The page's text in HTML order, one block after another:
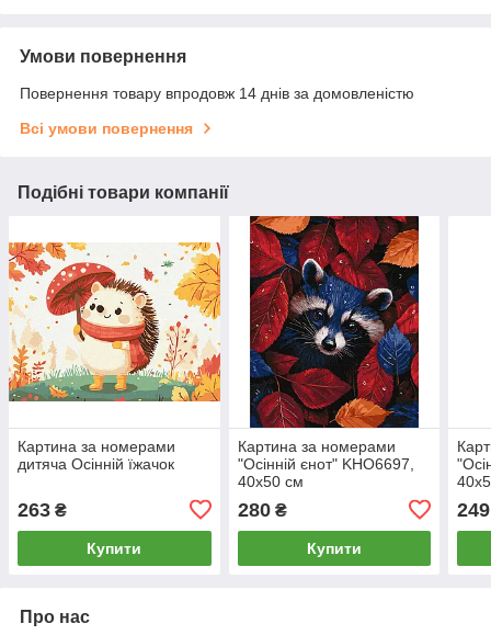
Умови повернення
Повернення товару впродовж 14 днів за домовленістю
Всі умови повернення
Подібні товари компанії
Картина за номерами
дитяча Осінній їжачок
263 ₴
Купити
Картина за номерами
"Осінній єнот" KHO6697,
40x50 см
280₴
Купити
249
Про нас